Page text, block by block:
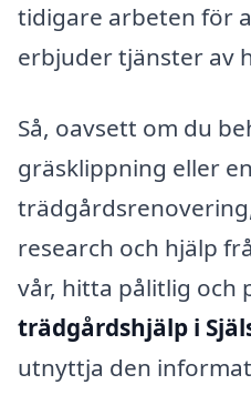
tidigare arbeten för
erbjuder tjänster av
Så, oavsett om du
gräsklippning eller
research och hjälp
vår, hitta pålitlig och
trädgårdshjälp i
utnyttja den